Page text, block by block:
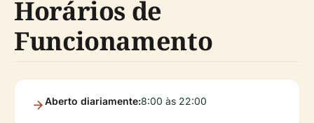
Horários de
Funcionamento
Aberto diariamente:8:00 às 22:00